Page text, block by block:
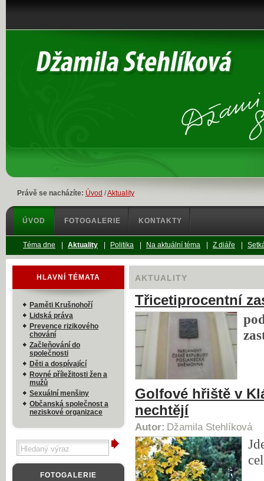
Právě se nacházíte: Úvod /Aktuality
AKTUALITY
Třicetiprocentní
Golfové hřiště v
nechtějí
Autor: Džamila Stehlíková
HLAVNÍ TÉMATA
Paměti Krušnohoří
Lidská práva
Prevence rizikového
chování
Začleňování do
společnosti
Děti a dospívající
Rovné příležitosti žen a
mužů
Sexuální menšiny
Občanská společnost a
neziskové organizace
FOTOGALERIE
ÚVOD FOTOGALERIE KONTAKTY
Téma dne Aktuality Politika Na aktuální téma Z diáře